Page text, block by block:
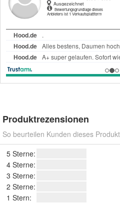
Produktrezensionen
So beurteilen Kunden dieses
5 Sterne:
4 Sterne:
3 Sterne:
2 Sterne:
1 Stern: